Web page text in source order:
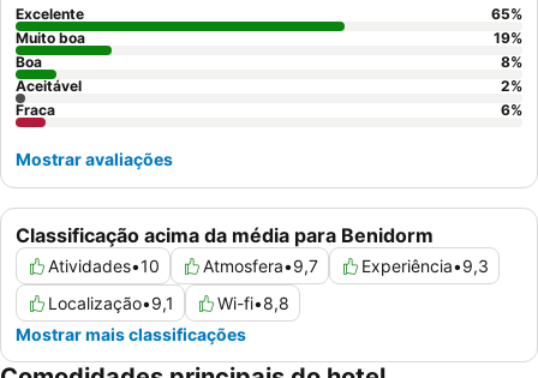
Classificação acima da média para Benidorm
Atividades•10 Atmosfera•9,7 Experiência•9,3
Localização•9,1 Wi-fi•8,8
Mostrar mais classificações
Excelente 65%
Muito boa
19%
Boa
8%
Aceitável
2%
Fraca
6%
Mostrar avaliações